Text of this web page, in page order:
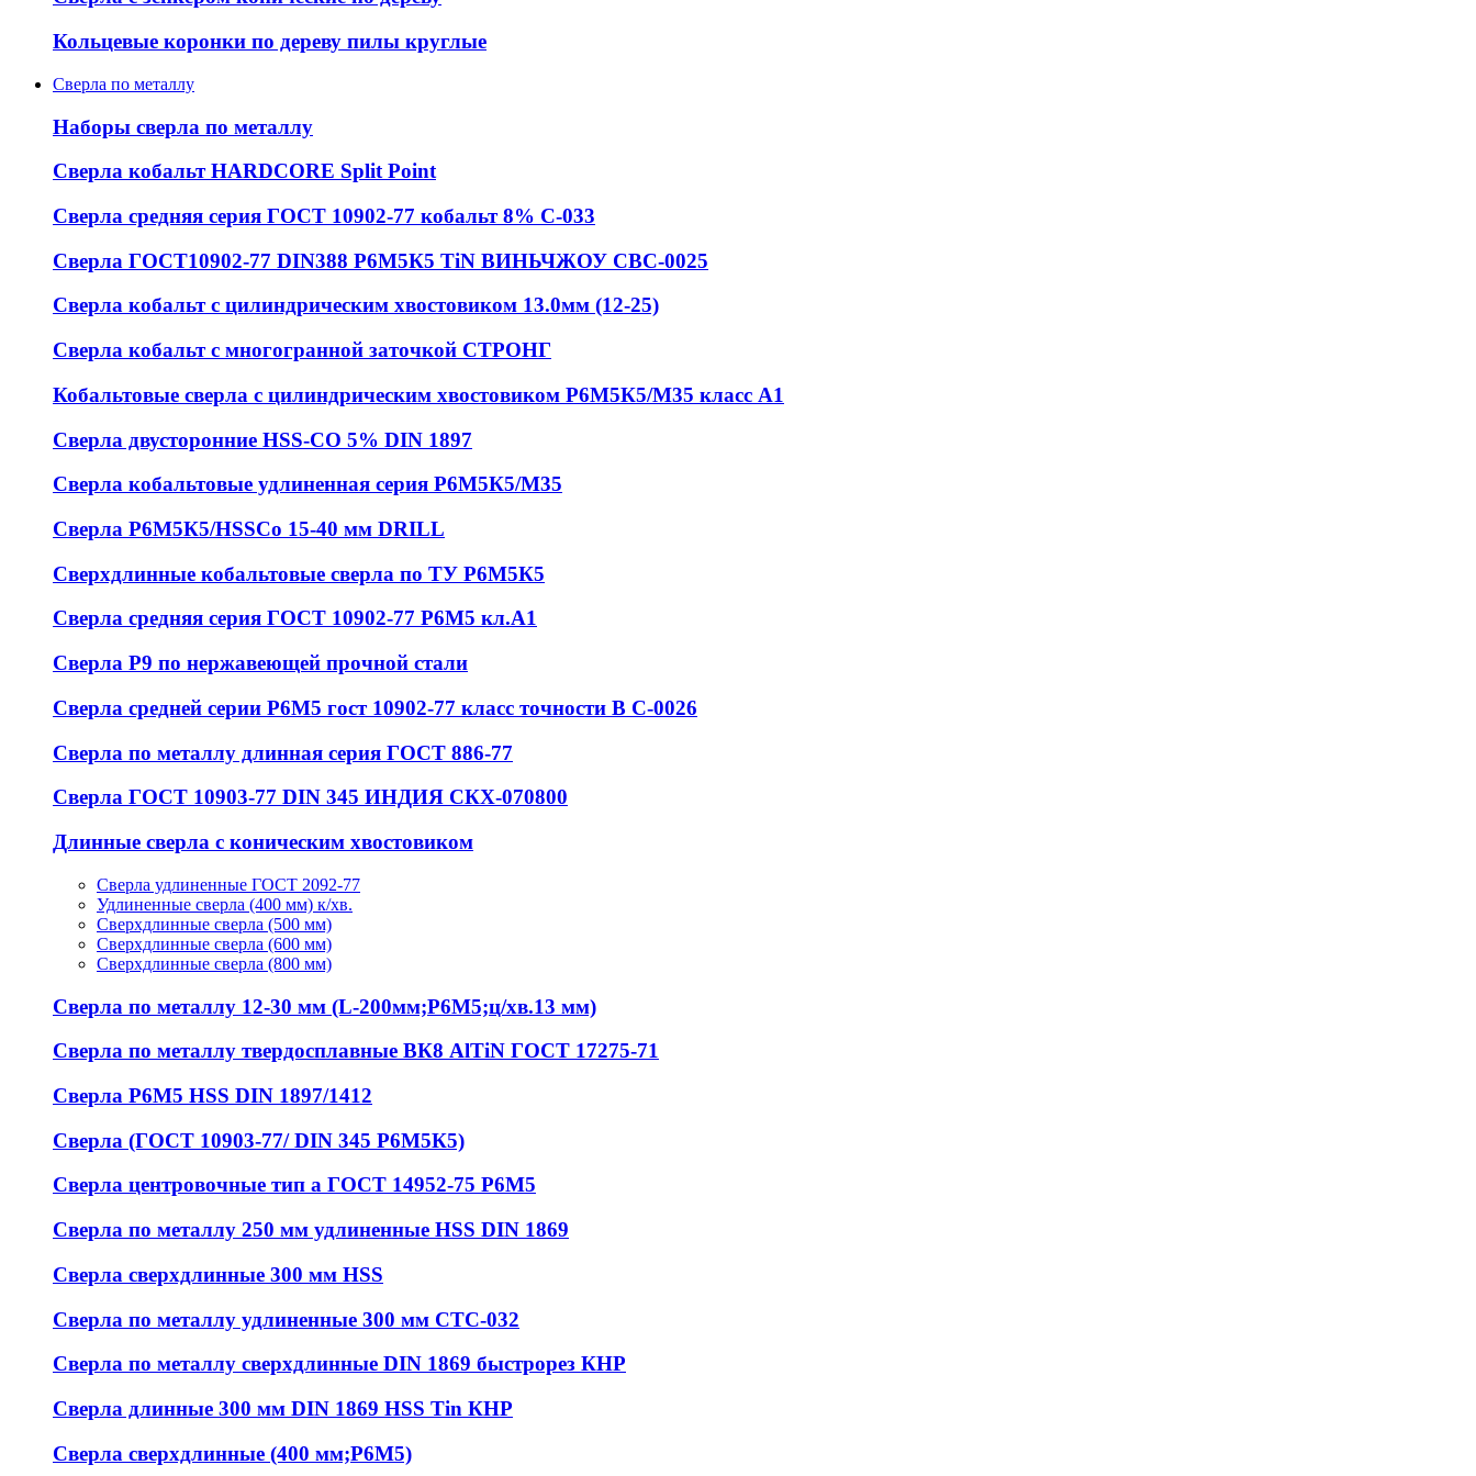
Кольцевые коронки по дереву пилы круглые
Сверла по металлу
Наборы сверла по металлу
Сверла кобальт HARDCORE Split Point
Сверла средняя серия ГОСТ 10902-77 кобальт 8% С-033
Сверла ГОСТ10902-77 DIN388 Р6М5К5 TiN ВИНЬЧЖОУ СВС-0025
Сверла кобальт с цилиндрическим хвостовиком 13.0мм (12-25)
Сверла кобальт с многогранной заточкой СТРОНГ
Кобальтовые сверла с цилиндрическим хвостовиком Р6М5К5/М35 класс А1
Сверла двусторонние HSS-CO 5% DIN 1897
Сверла кобальтовые удлиненная серия Р6М5К5/М35
Сверла Р6М5К5/HSSCo 15-40 мм DRILL
Сверхдлинные кобальтовые сверла по ТУ Р6М5К5
Сверла средняя серия ГОСТ 10902-77 Р6М5 кл.А1
Сверла Р9 по нержавеющей прочной стали
Сверла средней серии Р6М5 гост 10902-77 класс точности В С-0026
Сверла по металлу длинная серия ГОСТ 886-77
Сверла ГОСТ 10903-77 DIN 345 ИНДИЯ СКХ-070800
Длинные сверла с коническим хвостовиком
Сверла удлиненные ГОСТ 2092-77
Удлиненные сверла (400 мм) к/хв.
Сверхдлинные сверла (500 мм)
Сверхдлинные сверла (600 мм)
Сверхдлинные сверла (800 мм)
Сверла по металлу 12-30 мм (L-200мм;Р6М5;ц/хв.13 мм)
Сверла по металлу твердосплавные ВК8 AlTiN ГОСТ 17275-71
Сверла Р6М5 HSS DIN 1897/1412
Сверла (ГОСТ 10903-77/ DIN 345 Р6М5К5)
Сверла центровочные тип а ГОСТ 14952-75 Р6М5
Сверла по металлу 250 мм удлиненные HSS DIN 1869
Сверла сверхдлинные 300 мм HSS
Сверла по металлу удлиненные 300 мм СТС-032
Сверла по металлу сверхдлинные DIN 1869 быстрорез КНР
Сверла длинные 300 мм DIN 1869 HSS Tin КНР
Сверла сверхдлинные (400 мм;Р6М5)